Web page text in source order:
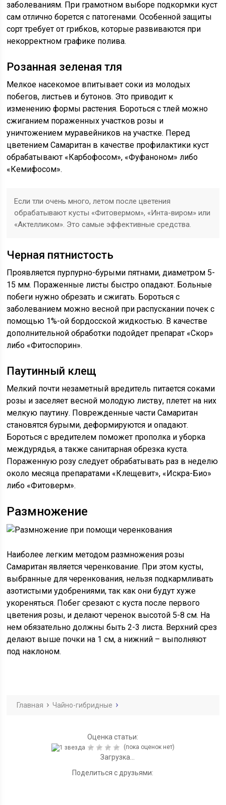
заболеваниям. При грамотном выборе подкормки куст
сам отлично борется с патогенами. Особенной защиты
сорт требует от грибков, которые развиваются при
некорректном графике полива.
Розанная зеленая тля
Мелкое насекомое впитывает соки из молодых
побегов, листьев и бутонов. Это приводит к
изменению формы растения. Бороться с тлей можно
сжиганием пораженных участков розы и
уничтожением муравейников на участке. Перед
цветением Самаритан в качестве профилактики куст
обрабатывают «Карбофосом», «Фуфаноном» либо
«Кемифосом».
Если тли очень много, летом после цветения
обрабатывают кусты «Фитовермом», «Инта-виром» или
«Актелликом». Это самые эффективные средства.
Черная пятнистость
Проявляется пурпурно-бурыми пятнами, диаметром 5-
15 мм. Пораженные листы быстро опадают. Больные
побеги нужно обрезать и сжигать. Бороться с
заболеванием можно весной при распускании почек с
помощью 1%-ой бордосской жидкостью. В качестве
дополнительной обработки подойдет препарат «Скор»
либо «Фитоспорин».
Паутинный клещ
Мелкий почти незаметный вредитель питается соками
розы и заселяет весной молодую листву, плетет на них
мелкую паутину. Поврежденные части Самаритан
становятся бурыми, деформируются и опадают.
Бороться с вредителем поможет прополка и уборка
междурядья, а также санитарная обрезка куста.
Пораженную розу следует обрабатывать раз в неделю
около месяца препаратами «Клещевит», «Искра-Био»
либо «Фитоверм».
Размножение
Наиболее легким методом размножения розы
Самаритан является черенкование. При этом кусты,
выбранные для черенкования, нельзя подкармливать
азотистыми удобрениями, так как они будут хуже
укореняться. Побег срезают с куста после первого
цветения розы, и делают черенок высотой 5-8 см. На
нем обязательно должны быть 2-3 листа. Верхний срез
делают выше почки на 1 см, а нижний – выполняют
под наклоном.
Главная Чайно-гибридные
Оценка статьи:
(пока оценок нет)
Загрузка...
Поделиться с друзьями: